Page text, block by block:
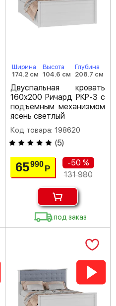
Ширина
174.2 см
Высота
104.6 см
Глубина
208.7 см
Двуспальная кровать
160х200 Ричард РКР-3 с
подъемным механизмом
ясень светлый
Код товара: 198620
(5)
65990 Р
-50 %
131 980
под заказ